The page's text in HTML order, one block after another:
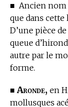
■ Ancien nom
que dans
D’une pièce
queue
autre par le
forme.
■ Aronde, en
mollusques